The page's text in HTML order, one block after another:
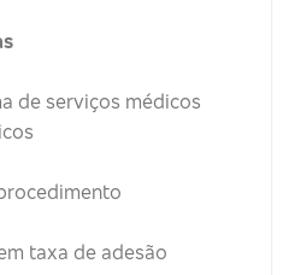
de serviços médicos
taxa de adesão